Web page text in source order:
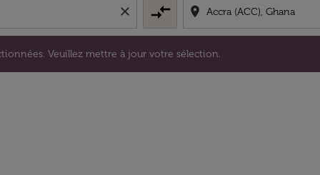
close compare_arrows location_on
Veuillez mettre à jour votre sélection.